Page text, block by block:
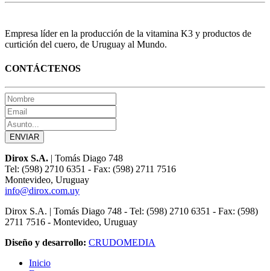
Empresa líder en la producción de la vitamina K3 y productos de
curtición del cuero, de Uruguay al Mundo.
CONTÁCTENOS
Dirox S.A. | Tomás Diago 748
Tel: (598) 2710 6351 - Fax: (598) 2711 7516
Montevideo, Uruguay
info@dirox.com.uy
Dirox S.A. | Tomás Diago 748 - Tel: (598) 2710 6351 - Fax: (598)
2711 7516 - Montevideo, Uruguay
Diseño y desarrollo: CRUDOMEDIA
Inicio